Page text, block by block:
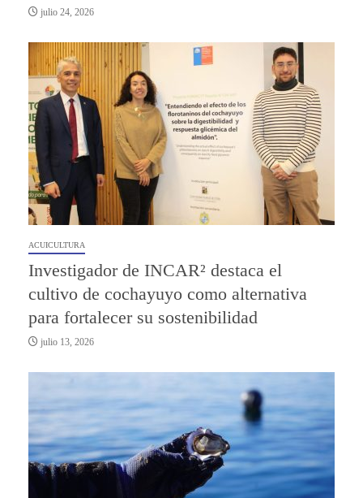
julio 24, 2026
ACUICULTURA
Investigador de INCAR² destaca el
cultivo de cochayuyo como alternativa
para fortalecer su sostenibilidad
julio 13, 2026